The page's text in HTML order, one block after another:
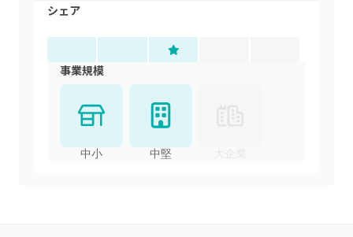
シェア
事業規模
中小 中堅 大企業